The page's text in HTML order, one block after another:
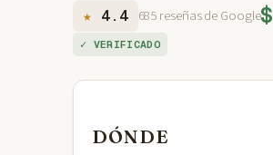
★ 4.4 685 reseñas de Google$
✓ VERIFICADO
DÓNDE